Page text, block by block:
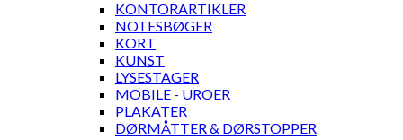
KONTORARTIKLER
NOTESBØGER
KORT
KUNST
LYSESTAGER
MOBILE - UROER
PLAKATER
DØRMÅTTER & DØRSTOPPER